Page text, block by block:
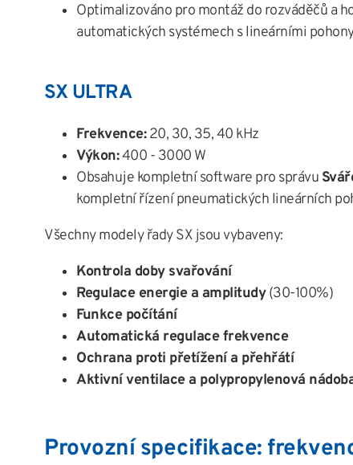
Optimalizováno pro montáž do rozváděčů a
automatických systémech s lineárními
SX ULTRA
Frekvence:20, 30, 35, 40 kHz
Výkon:400 - 3000 W
Obsahuje kompletní software pro správu
kompletní řízení pneumatických lineárních
Všechny modely řady SX jsou vybaveny:
Kontrola doby svařování
Regulace energie a amplitudy(30-100%)
Funkce počítání
Automatická regulace frekvence
Ochrana proti přetížení a přehřátí
Aktivní ventilace a polypropylenová
Provozní specifikace: